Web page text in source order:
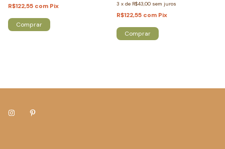
R$122,55 com Pix
Comprar
3 x de R$43,00 sem juros
R$122,55 com Pix
Comprar